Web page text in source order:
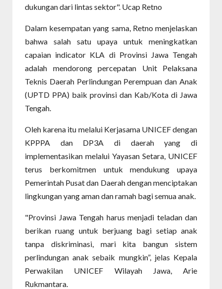
dukungan dari lintas sektor". Ucap Retno
Dalam kesempatan yang sama, Retno menjelaskan
bahwa salah satu upaya untuk meningkatkan
capaian indicator KLA di Provinsi Jawa Tengah
adalah mendorong percepatan Unit Pelaksana
Teknis Daerah Perlindungan Perempuan dan Anak
(UPTD PPA) baik provinsi dan Kab/Kota di Jawa
Tengah.
Oleh karena itu melalui Kerjasama UNICEF dengan
KPPPA dan DP3A di daerah yang di
implementasikan melalui Yayasan Setara, UNICEF
terus berkomitmen untuk mendukung upaya
Pemerintah Pusat dan Daerah dengan menciptakan
lingkungan yang aman dan ramah bagi semua anak.
"Provinsi Jawa Tengah harus menjadi teladan dan
berikan ruang untuk berjuang bagi setiap anak
tanpa diskriminasi, mari kita bangun sistem
perlindungan anak sebaik mungkin”, jelas Kepala
Perwakilan UNICEF Wilayah Jawa, Arie
Rukmantara.